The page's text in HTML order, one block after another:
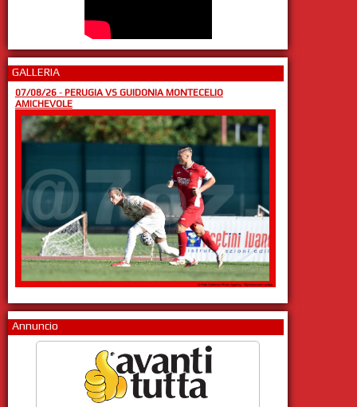
GALLERIA
07/08/26- PERUGIA VS GUIDONIA MONTECELIO
AMICHEVOLE
Annuncio